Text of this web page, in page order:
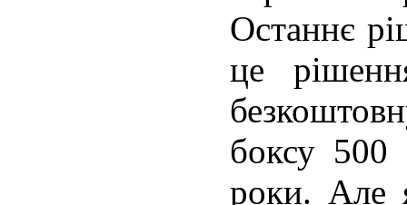
Останнє
це
боксу 500
роки. Але